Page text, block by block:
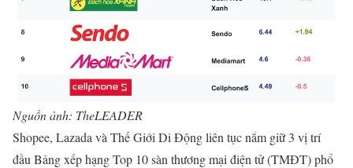
Nguồn ảnh: TheLEADER
Shopee, Lazada và Thế Giới Di Động liên tục nắm giữ 3 vị trí
đầu Bảng xếp hạng Top 10 sàn thương mại điện tử (TMĐT) phổ